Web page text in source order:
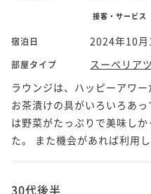
接客・サービス
宿泊日 2024年10月
部屋タイプ
スーペリア
ラウンジは、ハッピーアワー
お茶漬けの具がいろいろあ
は野菜がたっぷりで美味し
た。 また機会があれば利用
30代後半